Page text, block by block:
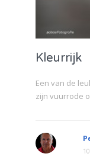
Kleurrijk
Een van de
zijn vuurrode